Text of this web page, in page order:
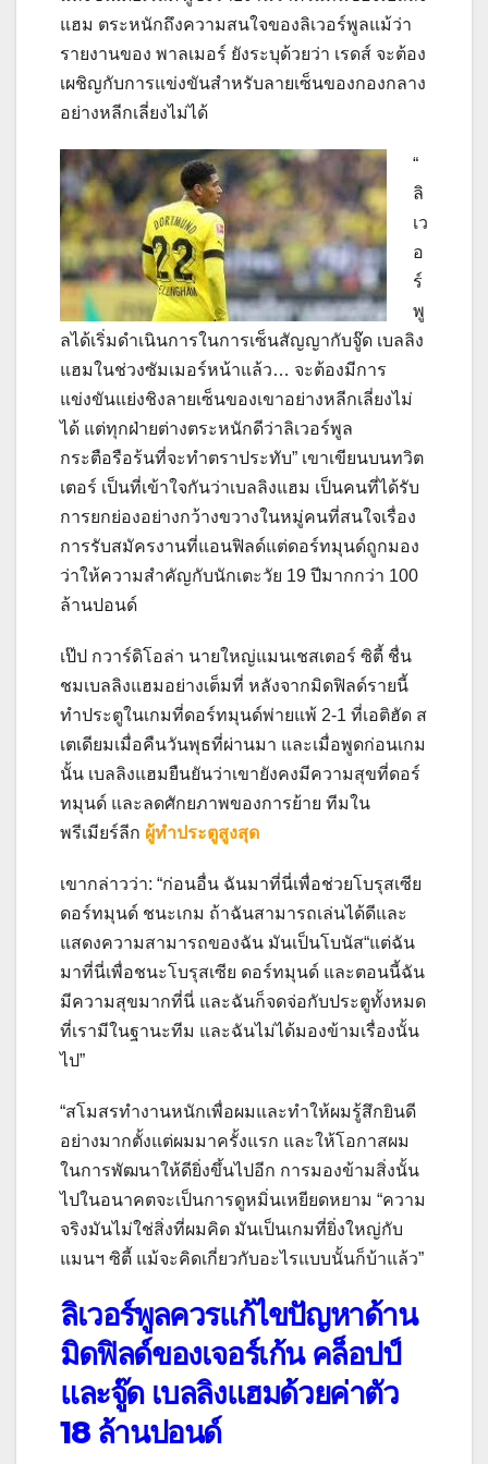
แฮม ตระหนักถึงความสนใจของลิเวอร์พูลแม้ว่า
รายงานของ พาลเมอร์ ยังระบุด้วยว่า เรดส์ จะต้อง
เผชิญกับการแข่งขันสำหรับลายเซ็นของกองกลาง
อย่างหลีกเลี่ยงไม่ได้
“
ลิ
เว
อ
ร์
พู
ลได้เริ่มดำเนินการในการเซ็นสัญญากับจู๊ด เบลลิง
แฮมในช่วงซัมเมอร์หน้าแล้ว… จะต้องมีการ
แข่งขันแย่งชิงลายเซ็นของเขาอย่างหลีกเลี่ยงไม่
ได้ แต่ทุกฝ่ายต่างตระหนักดีว่าลิเวอร์พูล
กระตือรือร้นที่จะทำตราประทับ” เขาเขียนบนทวิต
เตอร์ เป็นที่เข้าใจกันว่าเบลลิงแฮม เป็นคนที่ได้รับ
การยกย่องอย่างกว้างขวางในหมู่คนที่สนใจเรื่อง
การรับสมัครงานที่แอนฟิลด์แต่ดอร์ทมุนด์ถูกมอง
ว่าให้ความสำคัญกับนักเตะวัย 19 ปีมากกว่า 100
ล้านปอนด์
เป๊ป กวาร์ดิโอล่า นายใหญ่แมนเชสเตอร์ ซิตี้ ชื่น
ชมเบลลิงแฮมอย่างเต็มที่ หลังจากมิดฟิลด์รายนี้
ทำประตูในเกมที่ดอร์ทมุนด์พ่ายแพ้ 2-1 ที่เอติฮัด ส
เตเดียมเมื่อคืนวันพุธที่ผ่านมา และเมื่อพูดก่อนเกม
นั้น เบลลิงแฮมยืนยันว่าเขายังคงมีความสุขที่ดอร์
ทมุนด์ และลดศักยภาพของการย้าย ทีมใน
พรีเมียร์ลีก ผู้ทำประตูสูงสุด
เขากล่าวว่า: “ก่อนอื่น ฉันมาที่นี่เพื่อช่วยโบรุสเซีย
ดอร์ทมุนด์ ชนะเกม ถ้าฉันสามารถเล่นได้ดีและ
แสดงความสามารถของฉัน มันเป็นโบนัส“แต่ฉัน
มาที่นี่เพื่อชนะโบรุสเซีย ดอร์ทมุนด์ และตอนนี้ฉัน
มีความสุขมากที่นี่ และฉันก็จดจ่อกับประตูทั้งหมด
ที่เรามีในฐานะทีม และฉันไม่ได้มองข้ามเรื่องนั้น
ไป”
“สโมสรทำงานหนักเพื่อผมและทำให้ผมรู้สึกยินดี
อย่างมากตั้งแต่ผมมาครั้งแรก และให้โอกาสผม
ในการพัฒนาให้ดียิ่งขึ้นไปอีก การมองข้ามสิ่งนั้น
ไปในอนาคตจะเป็นการดูหมิ่นเหยียดหยาม “ความ
จริงมันไม่ใช่สิ่งที่ผมคิด มันเป็นเกมที่ยิ่งใหญ่กับ
แมนฯ ซิตี้ แม้จะคิดเกี่ยวกับอะไรแบบนั้นก็บ้าแล้ว”
ลิเวอร์พูลควรแก้ไขปัญหาด้าน
มิดฟิลด์ของเจอร์เก้น คล็อปป์
และจู๊ด เบลลิงแฮมด้วยค่าตัว
18 ล้านปอนด์